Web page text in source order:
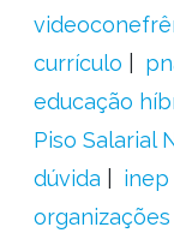
currículo
educação
Piso Salarial
dúvida
inep